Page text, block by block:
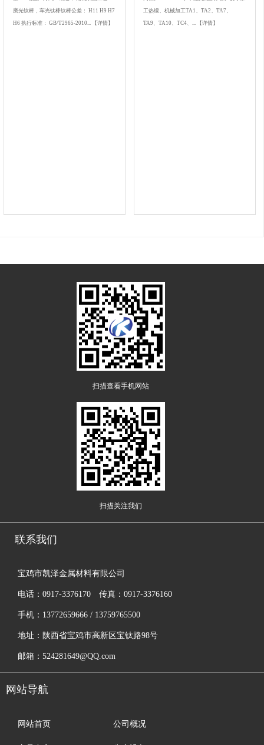
磨光钛棒，车光钛棒钛棒公差： H11 H9 H7
H6 执行标准： GB/T2965-2010... 【详情】
工热锻、机械加工TA1、TA2、TA7、
TA9、TA10、TC4、... 【详情】
扫描查看手机网站
扫描关注我们
联系我们
宝鸡市凯泽金属材料有限公司
电话：0917-3376170 传真：0917-3376160
手机：13772659666 / 13759765500
地址：陕西省宝鸡市高新区宝钛路98号
邮箱：524281649@QQ.com
网站导航
网站首页 公司概况